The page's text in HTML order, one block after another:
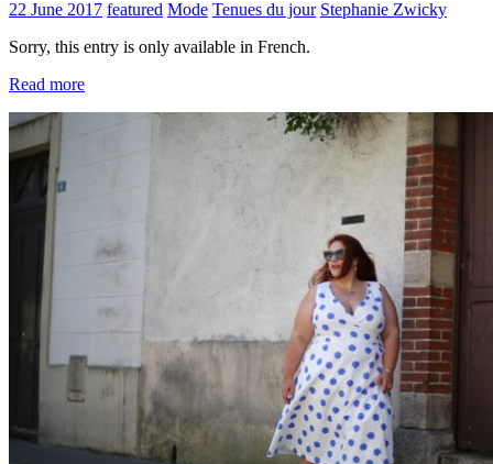
22 June 2017 featured Mode Tenues du jour Stephanie Zwicky
Sorry, this entry is only available in French.
Read more